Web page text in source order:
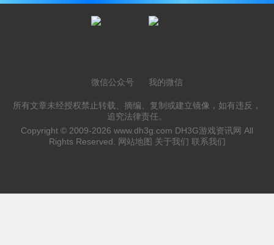
微信公众号 我的微信
所有文章未经授权禁止转载、摘编、复制或建立镜像，如有违反，
追究法律责任。
Copyright © 2009-2026 www.dh3g.com DH3G游戏资讯网 All
Rights Reserved.
网站地图 关于我们 联系我们